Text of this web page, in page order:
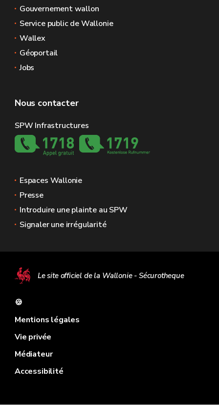
Gouvernement wallon
Service public de Wallonie
Wallex
Géoportail
Jobs
Nous contacter
SPW Infrastructures
Espaces Wallonie
Presse
Introduire une plainte au SPW
Signaler une irrégularité
Le site officiel de la Wallonie - Sécurotheque
🍪
Mentions légales
Vie privée
Médiateur
Accessibilité